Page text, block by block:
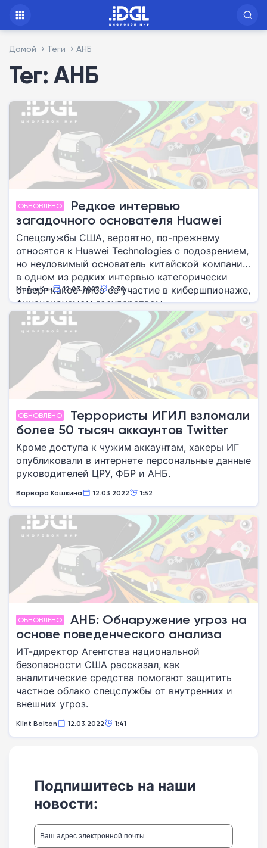
Домой Теги АНБ
Тег: АНБ
ОБНОВЛЕНО
Редкое интервью
загадочного основателя Huawei
Спецслужбы США, вероятно, по-прежнему
относятся к Huawei Technologies с подозрением,
но неуловимый основатель китайской компании
в одном из редких интервью категорически
отверг какое-либо ее участие в кибершпионаже,
финансируемом государством.
Майкл Кан 12.03.2022 2:30
ОБНОВЛЕНО
Террористы ИГИЛ взломали
более 50 тысяч аккаунтов Twitter
Кроме доступа к чужим аккаунтам, хакеры ИГ
опубликовали в интернете персональные данные
руководителей ЦРУ, ФБР и АНБ.
Варвара Кошкина 12.03.2022 1:52
ОБНОВЛЕНО
АНБ: Обнаружение угроз на
основе поведенческого анализа
ИТ-директор Агентства национальной
безопасности США рассказал, как
аналитические средства помогают защитить
частное облако спецслужбы от внутренних и
внешних угроз.
Klint Bolton 12.03.2022 1:41
Подпишитесь на наши
новости: